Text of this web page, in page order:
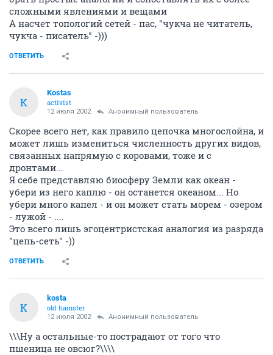
сложными явлениями и вещами
А насчет топологий сетей - пас, "чукча не читатель,
чукча - писатель" -)))
ОТВЕТИТЬ
K
Kostas
activist
12 июля 2002 Анонимный пользователь
Скорее всего нет, как правило цепочка многослойна, и
может лишь измениться численность других видов,
связанных напрямую с коровами, тоже и с
дронтами...
Я себе представляю биосферу Земли как океан -
убери из него каплю - он останется океаном... Но
убери много капел - и он может стать морем - озером
- лужой - ....
Это всего лишь эгоцентристская аналогия из разряда
"цепь-сеть" -))
ОТВЕТИТЬ
K
kosta
old hamster
12 июля 2002 Анонимный пользователь
\\\Ну а остальные-то пострадают от того что
пшеница не овсюг?\\\\